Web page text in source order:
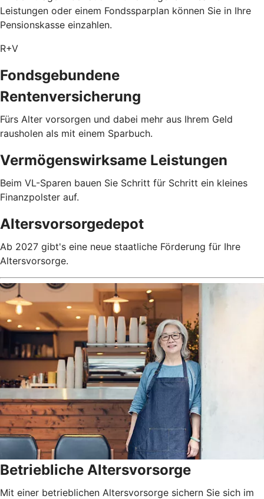
Leistungen oder einem Fondssparplan können Sie in Ihre
Pensionskasse einzahlen.
R+V
Fondsgebundene
Rentenversicherung
Fürs Alter vorsorgen und dabei mehr aus Ihrem Geld
rausholen als mit einem Sparbuch.
Vermögenswirksame Leistungen
Beim VL-Sparen bauen Sie Schritt für Schritt ein kleines
Finanzpolster auf.
Altersvorsorgedepot
Ab 2027 gibt's eine neue staatliche Förderung für Ihre
Altersvorsorge.
Betriebliche Altersvorsorge
Mit einer betrieblichen Altersvorsorge sichern Sie sich im